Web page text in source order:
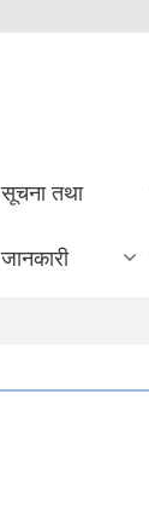
सूचना तथा
जानकारी